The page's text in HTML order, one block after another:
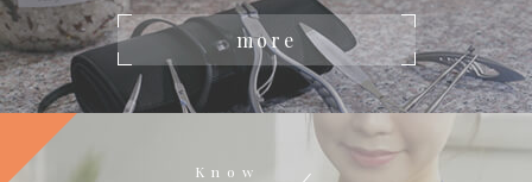
more
Know